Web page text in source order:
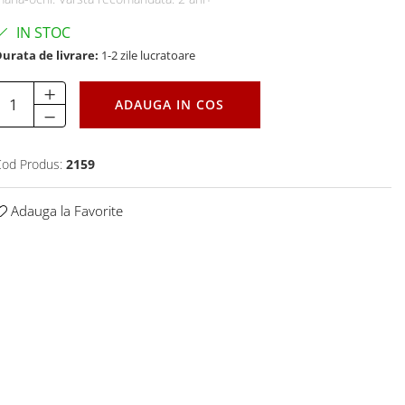
IN STOC
de livrare: 1-2 zile lucratoare
ADAUGA IN COS
Produs: 2159
Adauga la Favorite